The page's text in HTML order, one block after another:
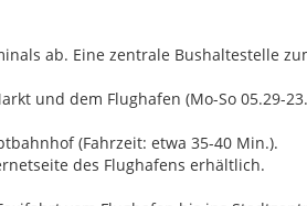
ab. Eine zentrale Bushaltestelle
und dem Flughafen (Mo-So 05.29-
(Fahrzeit: etwa 35-40 Min.).
des Flughafens erhältlich.